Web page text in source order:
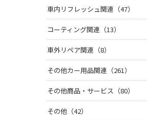
車内リフレッシュ関連（47）
コーティング関連（13）
車外リペア関連（8）
その他カー用品関連（261）
その他商品・サービス（80）
その他（42）